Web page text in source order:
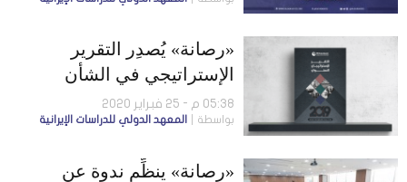
«رصانة» يُصدِر التقرير
الإستراتيجي في الشأن
الإيراني لعام 2019م
05:38 م - 25 فبراير 2020
بواسطة المعهد الدولي للدراسات الإيرانية
«رصانة» ينظِّم ندوة عن